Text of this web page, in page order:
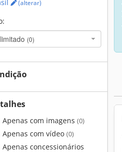
(alterar)
(0)
Apenas com imagens (0)
Apenas com vídeo (0)
Apenas concessionários